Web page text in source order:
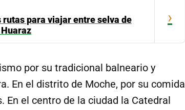
rutas para viajar entre selva de
›
por su tradicional balneario y
En el distrito de Moche, por su comida
el centro de la ciudad la Catedral